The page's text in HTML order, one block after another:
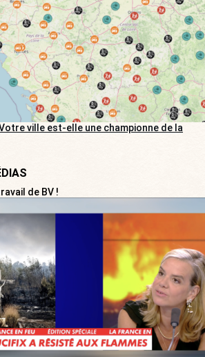
Votre ville est-elle une championne de la
de BV !